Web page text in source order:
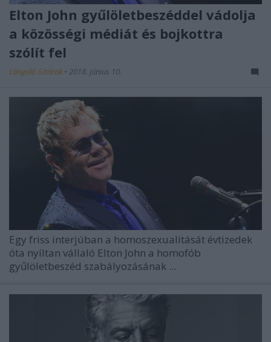
Elton John gyűlöletbeszéddel vádolja
a közösségi médiát és bojkottra
szólít fel
Lángoló Gitárok • 2018. június 10.
Egy friss interjúban a homoszexualitását évtizedek
óta nyíltan vállaló Elton John a homofób
gyűlöletbeszéd szabályozásának ...